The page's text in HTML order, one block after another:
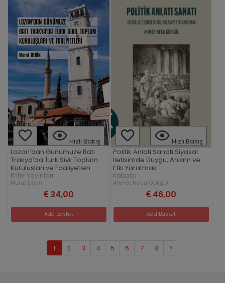
Hızlı Bakış
Lozan’dan Gunumuze Bati
Trakya’da Turk Sivil Toplum
Kuruluslari ve Faaliyetleri
Kriter Yayınları
Murat Derin
34,00
Add Basket
Hızlı Bakış
Politik Anlati Sanati Siyasal
Iletisimde Duygu, Anlam ve
Etki Yaratmak
Kabalcı
Ahmet Neca Gökgül
46,00
Add Basket
1 2 3 4 5 6 7 8 >